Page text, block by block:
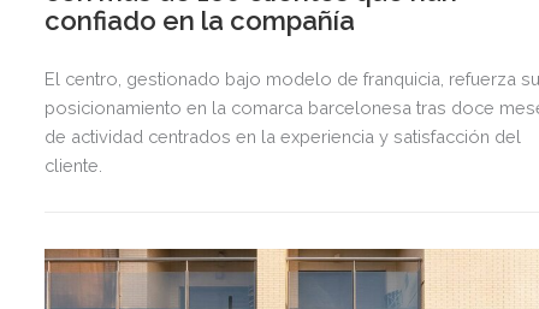
confiado en la compañía
El centro, gestionado bajo modelo de franquicia, refuerza
posicionamiento en la comarca barcelonesa tras doce
de actividad centrados en la experiencia y satisfacción del
cliente.